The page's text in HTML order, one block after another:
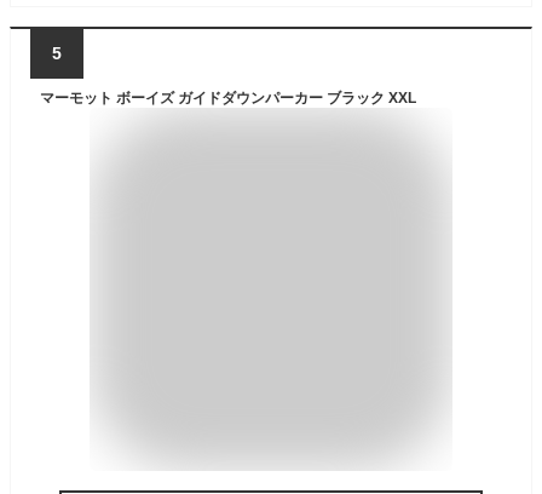
5
マーモット ボーイズ ガイドダウンパーカー ブラック XXL